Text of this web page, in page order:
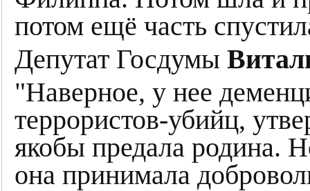
потом ещё часть
Депутат Госдумы
"Наверное, у нее
террористов-убийц,
якобы предала родина.
она принимала